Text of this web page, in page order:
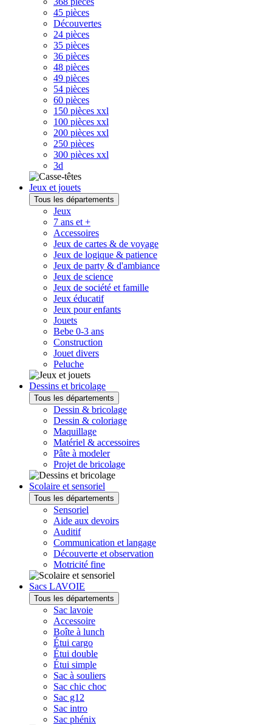
45 pièces
Découvertes
24 pièces
35 pièces
36 pièces
48 pièces
49 pièces
54 pièces
60 pièces
150 pièces xxl
100 pièces xxl
200 pièces xxl
250 pièces
300 pièces xxl
3d
Jeux et jouets
Tous les départements
Jeux
7 ans et +
Accessoires
Jeux de cartes & de voyage
Jeux de logique & patience
Jeux de party & d'ambiance
Jeux de science
Jeux de société et famille
Jeux éducatif
Jeux pour enfants
Jouets
Bebe 0-3 ans
Construction
Jouet divers
Peluche
Dessins et bricolage
Tous les départements
Dessin & bricolage
Dessin & coloriage
Maquillage
Matériel & accessoires
Pâte à modeler
Projet de bricolage
Scolaire et sensoriel
Tous les départements
Sensoriel
Aide aux devoirs
Auditif
Communication et langage
Découverte et observation
Motricité fine
Sacs LAVOIE
Tous les départements
Sac lavoie
Accessoire
Boîte à lunch
Étui cargo
Étui double
Étui simple
Sac à souliers
Sac chic choc
Sac g12
Sac intro
Sac phénix